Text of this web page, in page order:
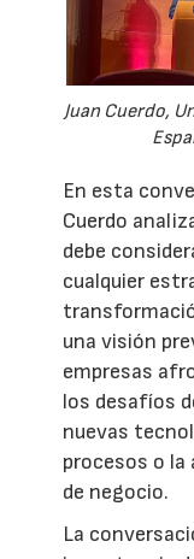
Juan Cuerdo,
En esta
Cuerdo
debe
cualquier
una visión
empresas
los desafíos
nuevas
procesos o la
de negocio.
La